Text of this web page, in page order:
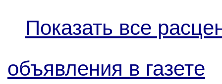
Показать все
объявления в газете